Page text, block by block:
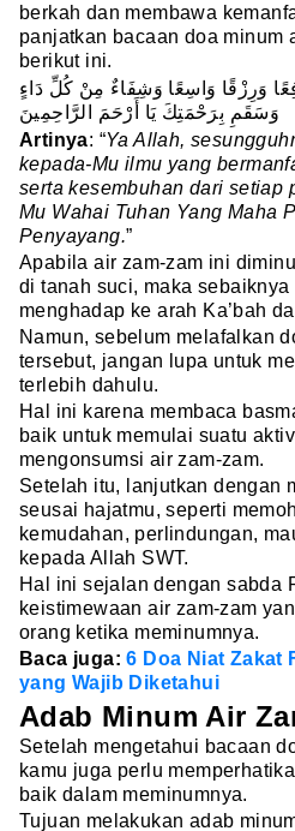
berkah dan membawa
panjatkan bacaan doa minum
berikut ini.
وَرِزْقًا وَاسِعًا وَشِفَاءٌ مِنْ كُلِّ دَاءٍ
وَسَقَمِ بِرَحْمَتِكَ يَا أَرْحَمَ الرَّاحِمِينَ
Artinya: “Ya Allah,
kepada-Mu ilmu yang
serta kesembuhan dari setiap
Mu Wahai Tuhan Yang Maha
Penyayang.”
Apabila air zam-zam ini
di tanah suci, maka
menghadap ke arah Ka’bah
Namun, sebelum melafalkan
tersebut, jangan lupa untuk
terlebih dahulu.
Hal ini karena membaca
baik untuk memulai suatu
mengonsumsi air zam-zam.
Setelah itu, lanjutkan dengan
seusai hajatmu, seperti
kemudahan, perlindungan,
kepada Allah SWT.
Hal ini sejalan dengan sabda
keistimewaan air zam-zam
orang ketika meminumnya.
Baca juga:6 Doa Niat Zakat
yang Wajib Diketahui
Adab Minum Air
Setelah mengetahui bacaan
kamu juga perlu
baik dalam meminumnya.
Tujuan melakukan adab